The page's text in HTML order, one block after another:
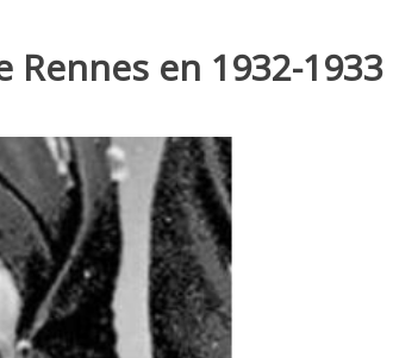
en 1932-1933